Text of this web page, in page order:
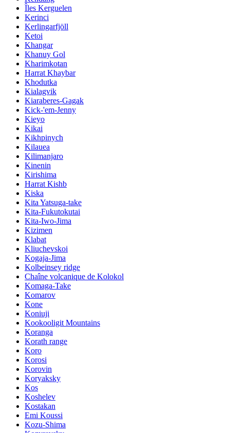
Îles Kerguelen
Kerinci
Kerlingarfjöll
Ketoi
Khangar
Khanuy Gol
Kharimkotan
Harrat Khaybar
Khodutka
Kialagvik
Kiaraberes-Gagak
Kick-'em-Jenny
Kieyo
Kikai
Kikhpinych
Kilauea
Kilimanjaro
Kinenin
Kirishima
Harrat Kishb
Kiska
Kita Yatsuga-take
Kita-Fukutokutai
Kita-Iwo-Jima
Kizimen
Klabat
Kliuchevskoi
Kogaja-Jima
Kolbeinsey ridge
Chaîne volcanique de Kolokol
Komaga-Take
Komarov
Kone
Koniuji
Kookooligit Mountains
Koranga
Korath range
Koro
Korosi
Korovin
Koryaksky
Kos
Koshelev
Kostakan
Emi Koussi
Kozu-Shima